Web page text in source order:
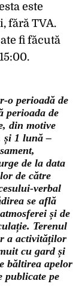
este
fără TVA.
fi făcută
o perioadă de
perioada de
din motive
și 1 lună –
de la data
de către
verbal
se află
și de
Terenul
a activităților
cu gard și
băltirea apelor
publicate pe